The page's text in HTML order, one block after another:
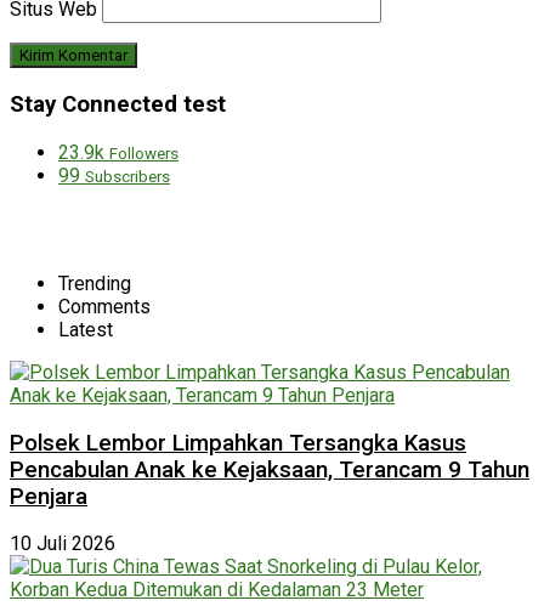
Situs Web
Stay Connected test
23.9k Followers
99 Subscribers
Trending
Comments
Latest
Polsek Lembor Limpahkan Tersangka Kasus
Pencabulan Anak ke Kejaksaan, Terancam 9 Tahun
Penjara
10 Juli 2026